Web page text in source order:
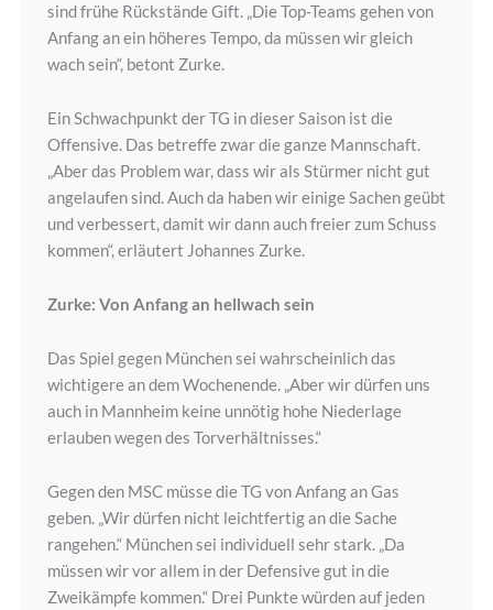
sind frühe Rückstände Gift. „Die Top-Teams gehen von
Anfang an ein höheres Tempo, da müssen wir gleich
wach sein“, betont Zurke.
Ein Schwachpunkt der TG in dieser Saison ist die
Offensive. Das betreffe zwar die ganze Mannschaft.
„Aber das Problem war, dass wir als Stürmer nicht gut
angelaufen sind. Auch da haben wir einige Sachen geübt
und verbessert, damit wir dann auch freier zum Schuss
kommen“, erläutert Johannes Zurke.
Zurke: Von Anfang an hellwach sein
Das Spiel gegen München sei wahrscheinlich das
wichtigere an dem Wochenende. „Aber wir dürfen uns
auch in Mannheim keine unnötig hohe Niederlage
erlauben wegen des Torverhältnisses.“
Gegen den MSC müsse die TG von Anfang an Gas
geben. „Wir dürfen nicht leichtfertig an die Sache
rangehen.“ München sei individuell sehr stark. „Da
müssen wir vor allem in der Defensive gut in die
Zweikämpfe kommen.“ Drei Punkte würden auf jeden